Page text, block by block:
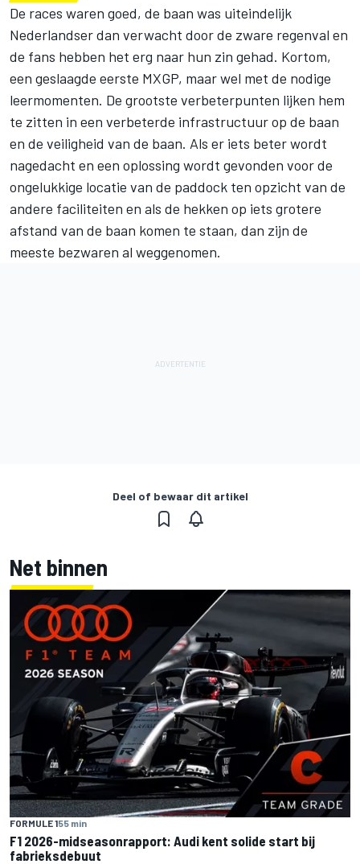
De races waren goed, de baan was uiteindelijk
Nederlandser dan verwacht door de zware regenval en
de fans hebben het erg naar hun zin gehad. Kortom,
een geslaagde eerste MXGP, maar wel met de nodige
leermomenten. De grootste verbeterpunten lijken hem
te zitten in een verbeterde infrastructuur op de baan
en de veiligheid van de baan. Als er iets beter wordt
nagedacht en een oplossing wordt gevonden voor de
ongelukkige locatie van de paddock ten opzicht van de
andere faciliteiten en als de hekken op iets grotere
afstand van de baan komen te staan, dan zijn de
meeste bezwaren al weggenomen.
Deel of bewaar dit artikel
Net binnen
FORMULE 155 min
F1 2026-midseasonrapport: Audi kent solide start bij
fabrieksdebuut